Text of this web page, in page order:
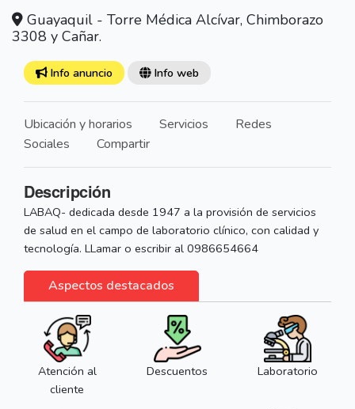
Guayaquil - Torre Médica Alcívar, Chimborazo
3308 y Cañar.
Info anuncio Info web
Ubicación y horarios Servicios
Redes
Sociales
Compartir
Descripción
LABAQ- dedicada desde 1947 a la provisión de servicios
de salud en el campo de laboratorio clínico, con calidad y
tecnología. LLamar o escribir al 0986654664
Aspectos destacados
Atención al
cliente
Descuentos Laboratorio